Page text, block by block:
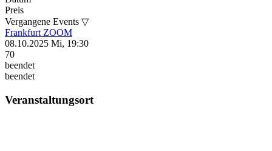
Preis
Vergangene Events ▽
Frankfurt ZOOM
08.10.2025 Mi, 19:30
70
beendet
beendet
Veranstaltungsort